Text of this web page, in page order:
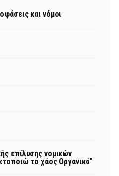
και νόμοι
επίλυσης νομικών
το χάος Οργανικά"